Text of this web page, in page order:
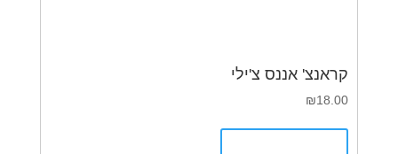
קראנצ' אננס צ'ילי
₪18.00